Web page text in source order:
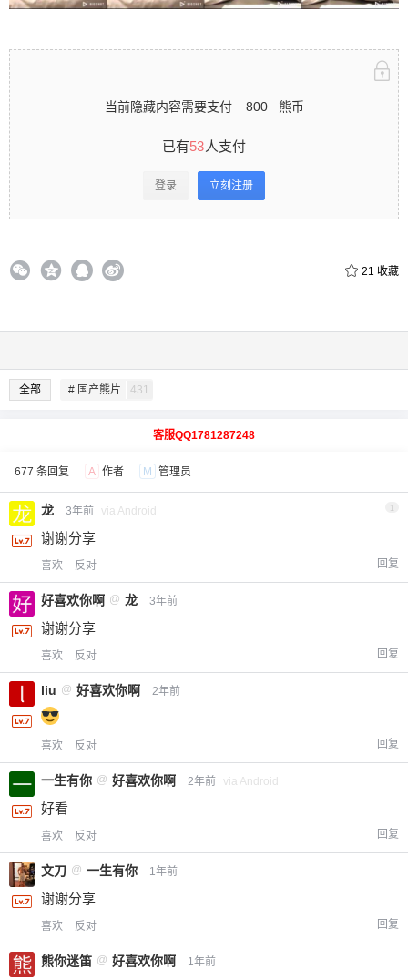
当前隐藏内容需要支付 800 熊币
已有53人支付
登录 立刻注册
21 收藏
全部 # 国产熊片 431
客服QQ1781287248
677 条回复 A 作者 M 管理员
龙 3年前 via Android
谢谢分享
喜欢 反对 回复
好喜欢你啊 @ 龙 3年前
谢谢分享
喜欢 反对 回复
liu @ 好喜欢你啊 2年前
喜欢 反对 回复
一生有你 @ 好喜欢你啊 2年前 via Android
好看
喜欢 反对 回复
文刀 @ 一生有你 1年前
谢谢分享
喜欢 反对 回复
熊你迷笛 @ 好喜欢你啊 1年前